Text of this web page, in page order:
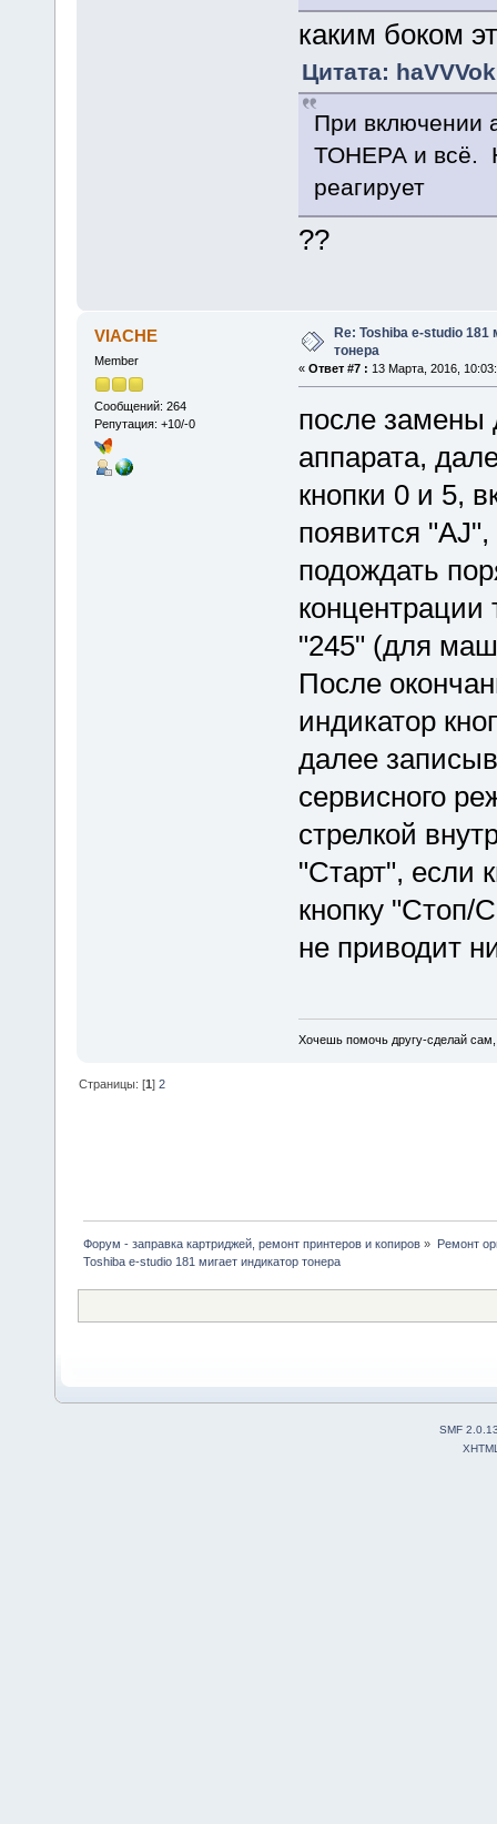
каким боком
Цитата:
При включении
ТОНЕРА и всё.
реагирует
??
VIACHE
Member
Сообщений: 264
Репутация: +10/-0
Re: Toshiba e-studio 181
тонера
« Ответ #7 : 13 Марта, 2016,
после замены
аппарата,
кнопки 0 и 5,
появится
подождать
концентрации
"245" (для
После
индикатор
далее
сервисного
стрелкой
"Старт", если
кнопку "Стоп/
не приводит
Хочешь помочь другу-сделай
Страницы: [1]2
Форум - заправка картриджей, ремонт принтеров и копиров » Ремонт
Toshiba e-studio 181 мигает индикатор тонера
SMF